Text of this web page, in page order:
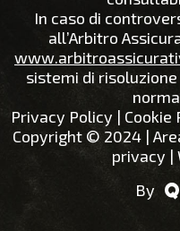
In caso di
all’Arbitro
sistemi di
Privacy Policy | Cookie
Copyright © 2024 |
privacy |
By